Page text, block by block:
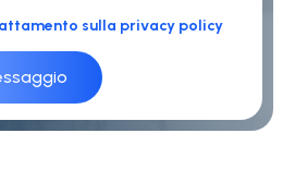
sulla privacy policy